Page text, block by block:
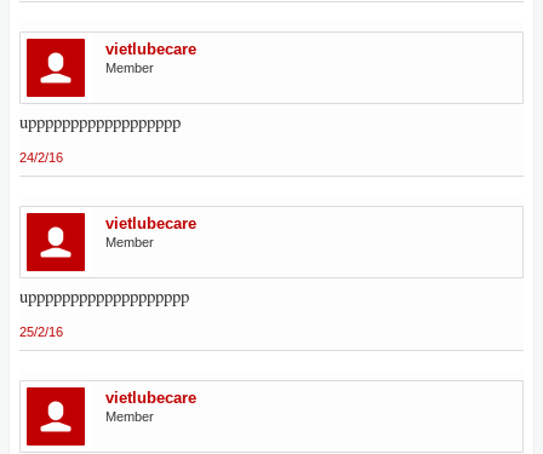
vietlubecare
Member
upppppppppppppppppp
24/2/16
vietlubecare
Member
uppppppppppppppppppp
25/2/16
vietlubecare
Member